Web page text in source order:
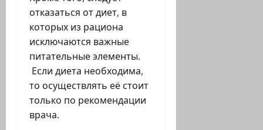
отказаться от диет, в
которых из рациона
исключаются важные
питательные элементы.
Если диета необходима,
то осуществлять её стоит
только по рекомендации
врача.